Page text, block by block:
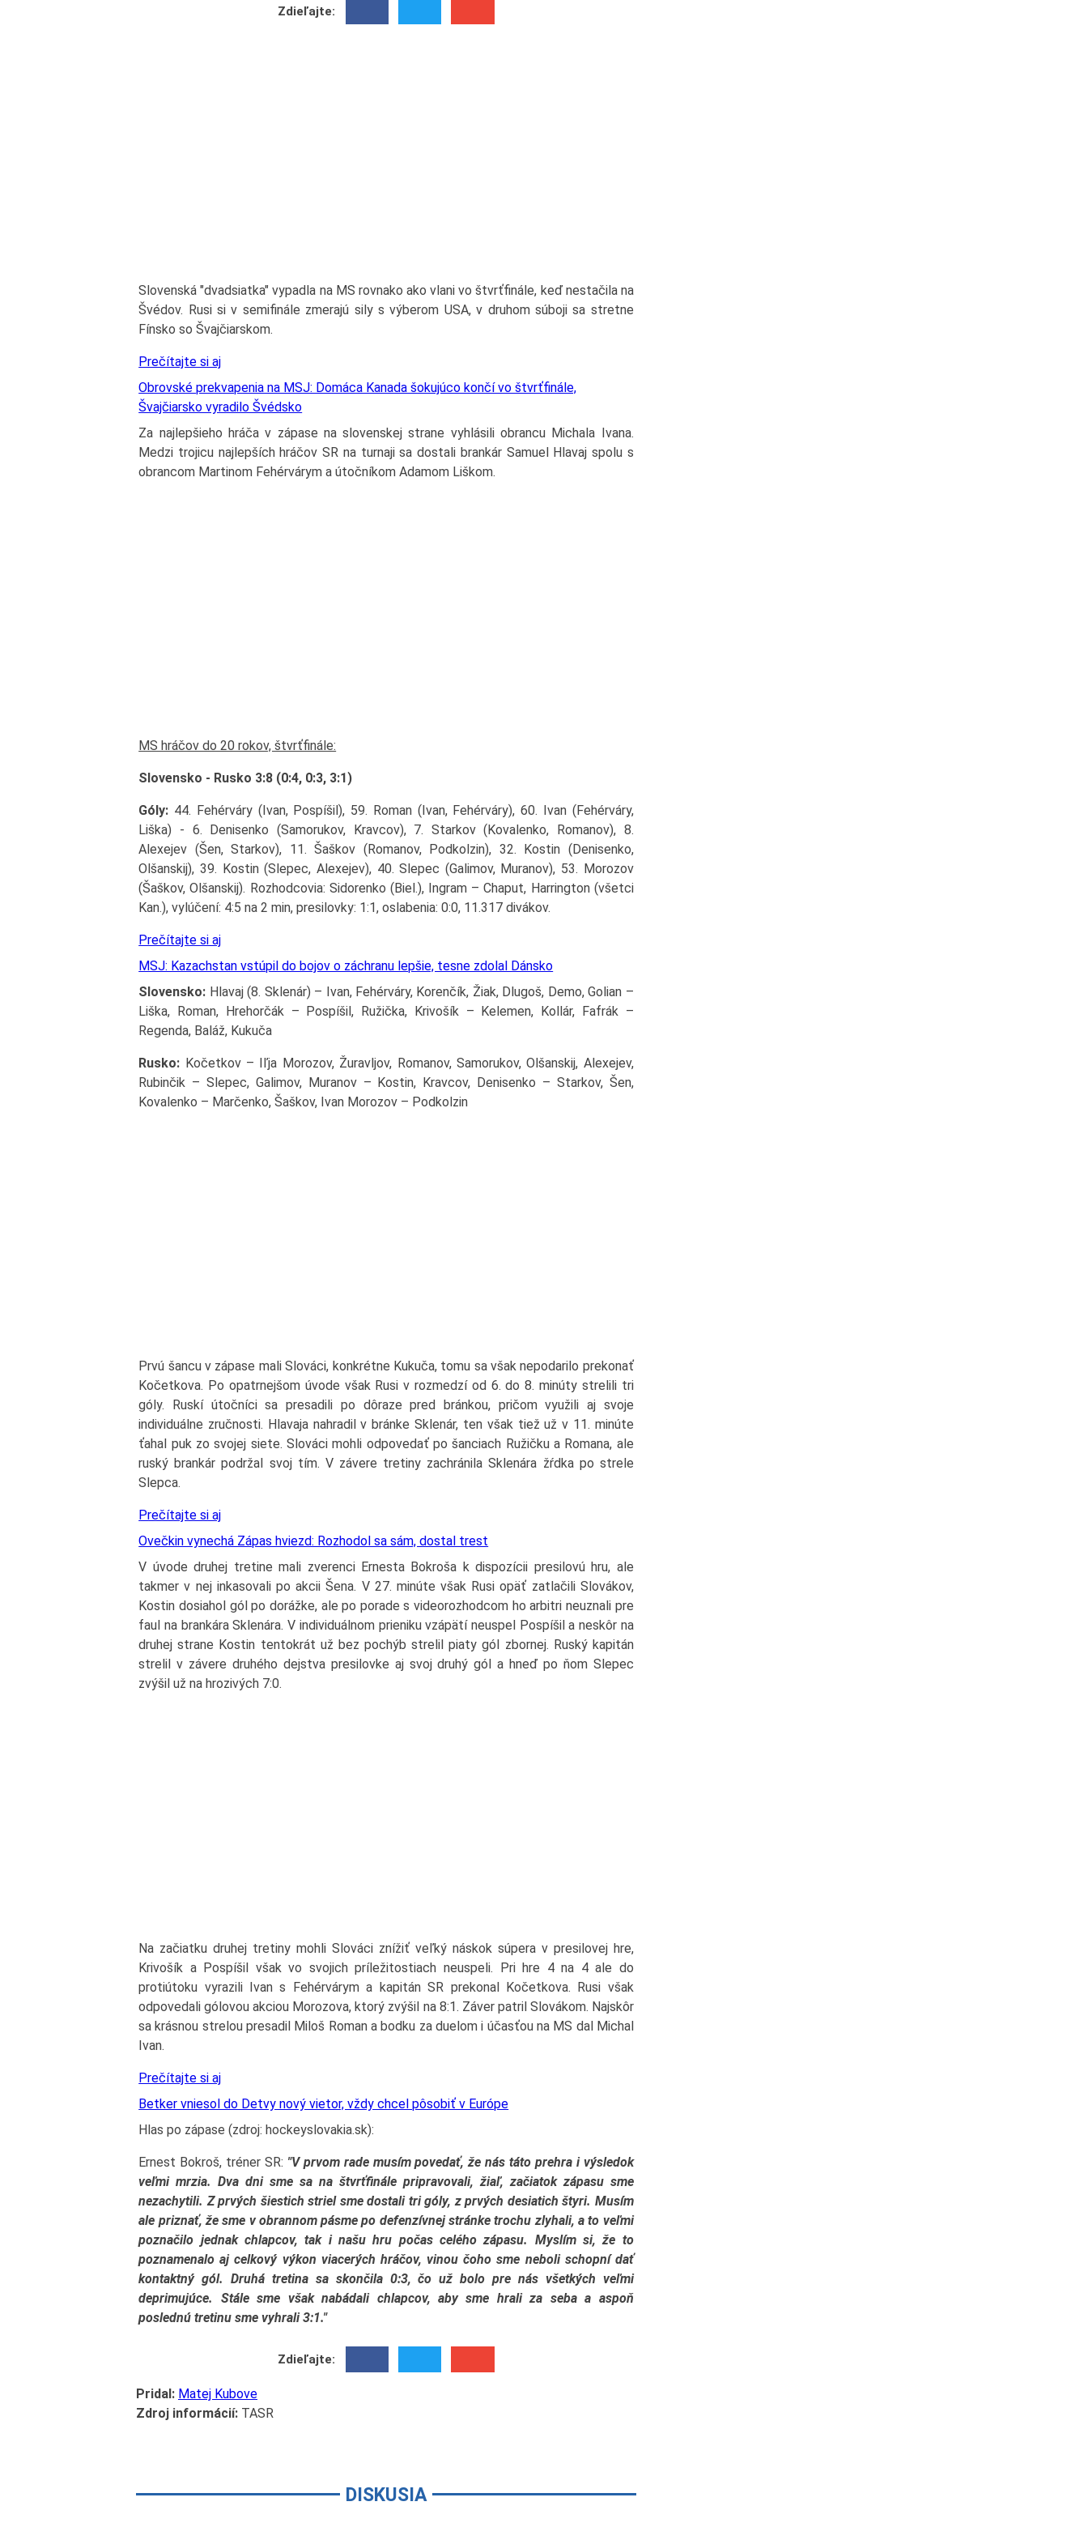
Zdieľajte:
Slovenská "dvadsiatka" vypadla na MS rovnako ako vlani vo štvrťfinále, keď nestačila na
Švédov. Rusi si v semifinále zmerajú sily s výberom USA, v druhom súboji sa stretne
Fínsko so Švajčiarskom.
Prečítajte si aj
Obrovské prekvapenia na MSJ: Domáca Kanada šokujúco končí vo štvrťfinále,
Švajčiarsko vyradilo Švédsko
Za najlepšieho hráča v zápase na slovenskej strane vyhlásili obrancu Michala Ivana.
Medzi trojicu najlepších hráčov SR na turnaji sa dostali brankár Samuel Hlavaj spolu s
obrancom Martinom Fehérvárym a útočníkom Adamom Liškom.
MS hráčov do 20 rokov, štvrťfinále:
Slovensko - Rusko 3:8 (0:4, 0:3, 3:1)
Góly: 44. Fehérváry (Ivan, Pospíšil), 59. Roman (Ivan, Fehérváry), 60. Ivan (Fehérváry,
Liška) - 6. Denisenko (Samorukov, Kravcov), 7. Starkov (Kovalenko, Romanov), 8.
Alexejev (Šen, Starkov), 11. Šaškov (Romanov, Podkolzin), 32. Kostin (Denisenko,
Olšanskij), 39. Kostin (Slepec, Alexejev), 40. Slepec (Galimov, Muranov), 53. Morozov
(Šaškov, Olšanskij). Rozhodcovia: Sidorenko (Biel.), Ingram – Chaput, Harrington (všetci
Kan.), vylúčení: 4:5 na 2 min, presilovky: 1:1, oslabenia: 0:0, 11.317 divákov.
Prečítajte si aj
MSJ: Kazachstan vstúpil do bojov o záchranu lepšie, tesne zdolal Dánsko
Slovensko: Hlavaj (8. Sklenár) – Ivan, Fehérváry, Korenčík, Žiak, Dlugoš, Demo, Golian –
Liška, Roman, Hrehorčák – Pospíšil, Ružička, Krivošík – Kelemen, Kollár, Fafrák –
Regenda, Baláž, Kukuča
Rusko: Kočetkov – Iľja Morozov, Žuravljov, Romanov, Samorukov, Olšanskij, Alexejev,
Rubinčik – Slepec, Galimov, Muranov – Kostin, Kravcov, Denisenko – Starkov, Šen,
Kovalenko – Marčenko, Šaškov, Ivan Morozov – Podkolzin
Prvú šancu v zápase mali Slováci, konkrétne Kukuča, tomu sa však nepodarilo prekonať
Kočetkova. Po opatrnejšom úvode však Rusi v rozmedzí od 6. do 8. minúty strelili tri
góly. Ruskí útočníci sa presadili po dôraze pred bránkou, pričom využili aj svoje
individuálne zručnosti. Hlavaja nahradil v bránke Sklenár, ten však tiež už v 11. minúte
ťahal puk zo svojej siete. Slováci mohli odpovedať po šanciach Ružičku a Romana, ale
ruský brankár podržal svoj tím. V závere tretiny zachránila Sklenára žŕdka po strele
Slepca.
Prečítajte si aj
Ovečkin vynechá Zápas hviezd: Rozhodol sa sám, dostal trest
V úvode druhej tretine mali zverenci Ernesta Bokroša k dispozícii presilovú hru, ale
takmer v nej inkasovali po akcii Šena. V 27. minúte však Rusi opäť zatlačili Slovákov,
Kostin dosiahol gól po dorážke, ale po porade s videorozhodcom ho arbitri neuznali pre
faul na brankára Sklenára. V individuálnom prieniku vzápätí neuspel Pospíšil a neskôr na
druhej strane Kostin tentokrát už bez pochýb strelil piaty gól zbornej. Ruský kapitán
strelil v závere druhého dejstva presilovke aj svoj druhý gól a hneď po ňom Slepec
zvýšil už na hrozivých 7:0.
Na začiatku druhej tretiny mohli Slováci znížiť veľký náskok súpera v presilovej hre,
Krivošík a Pospíšil však vo svojich príležitostiach neuspeli. Pri hre 4 na 4 ale do
protiútoku vyrazili Ivan s Fehérvárym a kapitán SR prekonal Kočetkova. Rusi však
odpovedali gólovou akciou Morozova, ktorý zvýšil na 8:1. Záver patril Slovákom. Najskôr
sa krásnou strelou presadil Miloš Roman a bodku za duelom i účasťou na MS dal Michal
Ivan.
Prečítajte si aj
Betker vniesol do Detvy nový vietor, vždy chcel pôsobiť v Európe
Hlas po zápase (zdroj: hockeyslovakia.sk):
Ernest Bokroš, tréner SR: "V prvom rade musím povedať, že nás táto prehra i výsledok
veľmi mrzia. Dva dni sme sa na štvrťfinále pripravovali, žiaľ, začiatok zápasu sme
nezachytili. Z prvých šiestich striel sme dostali tri góly, z prvých desiatich štyri. Musím
ale priznať, že sme v obrannom pásme po defenzívnej stránke trochu zlyhali, a to veľmi
poznačilo jednak chlapcov, tak i našu hru počas celého zápasu. Myslím si, že to
poznamenalo aj celkový výkon viacerých hráčov, vinou čoho sme neboli schopní dať
kontaktný gól. Druhá tretina sa skončila 0:3, čo už bolo pre nás všetkých veľmi
deprimujúce. Stále sme však nabádali chlapcov, aby sme hrali za seba a aspoň
poslednú tretinu sme vyhrali 3:1."
Zdieľajte:
Pridal: Matej Kubove
Zdroj informácií: TASR
DISKUSIA